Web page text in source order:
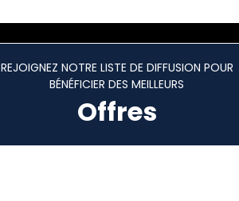
REJOIGNEZ NOTRE LISTE DE DIFFUSION POUR
BÉNÉFICIER DES MEILLEURS
Offres